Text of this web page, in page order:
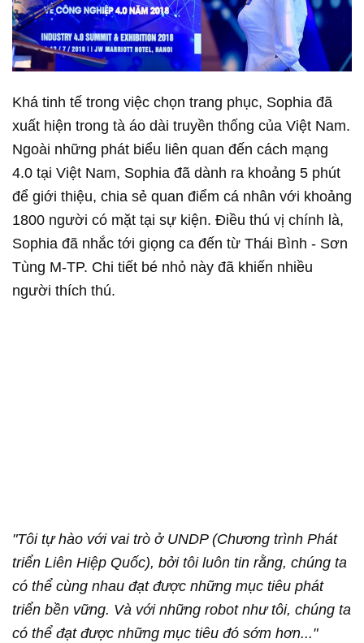
Khá tinh tế trong việc chọn trang phục, Sophia đã
xuất hiện trong tà áo dài truyền thống của Việt Nam.
Ngoài những phát biểu liên quan đến cách mạng
4.0 tại Việt Nam, Sophia đã dành ra khoảng 5 phút
để giới thiệu, chia sẻ quan điểm cá nhân với khoảng
1800 người có mặt tại sự kiện. Điều thú vị chính là,
Sophia đã nhắc tới giọng ca đến từ Thái Bình - Sơn
Tùng M-TP. Chi tiết bé nhỏ này đã khiến nhiều
người thích thú.
"Tôi tự hào với vai trò ở UNDP (Chương trình Phát
triển Liên Hiệp Quốc), bởi tôi luôn tin rằng, chúng ta
có thể cùng nhau đạt được những mục tiêu phát
triển bền vững. Và với những robot như tôi, chúng ta
có thể đạt được những mục tiêu đó sớm hơn..."